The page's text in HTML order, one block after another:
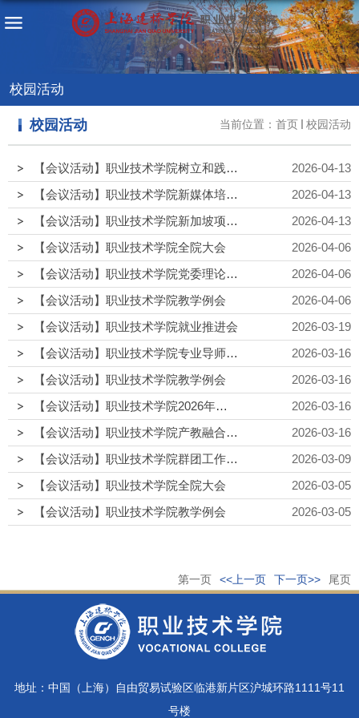
校园活动
当前位置： 首页 校园活动
校园活动
【会议活动】职业技术学院树立和践行正确政绩观学习教育读书班（第二期）暨党委理论学习中心组学习会
2026-04-13
【会议活动】职业技术学院新媒体培训会
2026-04-13
【会议活动】职业技术学院新加坡项目洽谈会
2026-04-13
【会议活动】职业技术学院全院大会
2026-04-06
【会议活动】职业技术学院党委理论学习中心组专题学习会
2026-04-06
【会议活动】职业技术学院教学例会
2026-04-06
【会议活动】职业技术学院就业推进会
2026-03-19
【会议活动】职业技术学院专业导师工作推进会
2026-03-16
【会议活动】职业技术学院教学例会
2026-03-16
【会议活动】职业技术学院2026年第一次党委会（扩大）
2026-03-16
【会议活动】职业技术学院产教融合工作洽谈会
2026-03-16
【会议活动】职业技术学院群团工作会议
2026-03-09
【会议活动】职业技术学院全院大会
2026-03-05
【会议活动】职业技术学院教学例会
2026-03-05
第一页 <<上一页 下一页>> 尾页
地址：中国（上海）自由贸易试验区临港新片区沪城环路1111号11
号楼